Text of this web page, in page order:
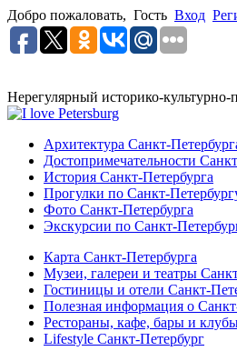
Добро пожаловать, Гость Вход
Нерегулярный историко-
Архитектура Санкт-
Достопримечательности
История Санкт-Петербурга
Прогулки по Санкт-
Фото Санкт-Петербурга
Экскурсии по Санкт-
Карта Санкт-Петербурга
Музеи, галереи и театры
Гостиницы и отели Санкт-
Полезная информация о
Рестораны, кафе, бары и
Lifestyle Санкт-Петербург